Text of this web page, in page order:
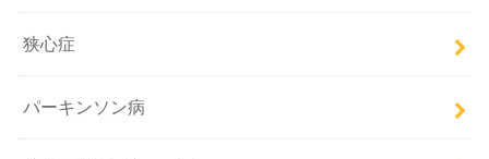
狭心症
パーキンソン病